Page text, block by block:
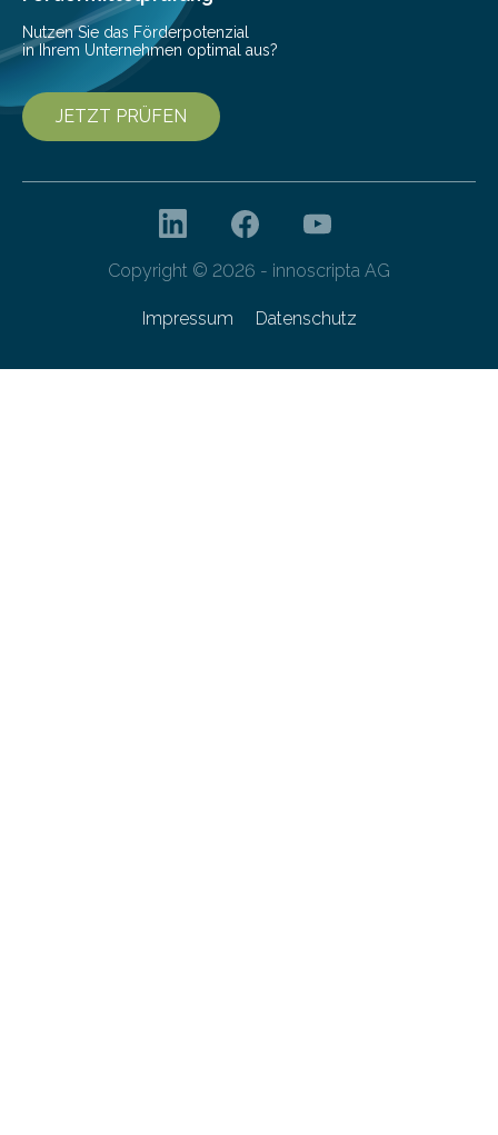
Nutzen Sie das Förderpotenzial
in Ihrem Unternehmen optimal aus?
JETZT PRÜFEN
Copyright © 2026 - innoscripta AG
Impressum Datenschutz